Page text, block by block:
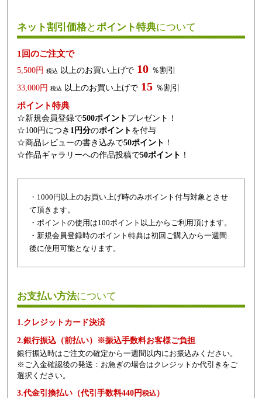
ネット割引価格とポイント特典について
1回のご注文で
5,500円 税込 以上のお買い上げで 10 ％割引
33,000円 税込 以上のお買い上げで 15 ％割引
ポイント特典
☆新規会員登録で500ポイント プレゼント！
☆100円につき 1円分のポイント を付与
☆商品レビューの書き込みで50ポイント ！
☆作品ギャラリーへの作品投稿で50ポイント ！
・1000円以上のお買い上げ時のみポイント付与対象とさせ
て頂きます。
・ポイントの使用は100ポイント以上からご利用頂けます。
・新規会員登録時のポイント特典は初回ご購入から一週間
後に使用可能となります。
お支払い方法について
1.クレジットカード決済
2.銀行振込（前払い）※振込手数料お客様ご負担
銀行振込時はご注文の確定から一週間以内にお振込みください。
※ご入金確認後の発送：お急ぎの場合はクレジットか代引きをご
選択ください。
3.代金引換払い（代引手数料440円税込）